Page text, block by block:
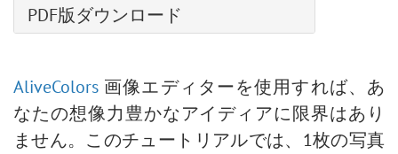
ニューラル フィルター (AI)
インストール方法 (Win)
PDF版ダウンロード
AliveColors 画像エディターを使用すれば、あ
なたの想像力豊かなアイディアに限界はあり
ません。このチュートリアルでは、1枚の写真